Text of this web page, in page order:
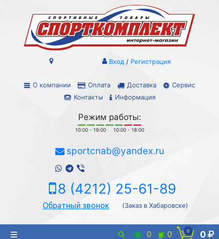
О компании Оплата Доставка
Сервис
Контакты
Информация
Вход / Регистрация
Режим работы:
10:00 - 19:00 10:00 - 18:00
sportcnab@yandex.ru
8 (4212) 25-61-89
Обратный звонок (Заказ в Хабаровске)
0 0 0 0